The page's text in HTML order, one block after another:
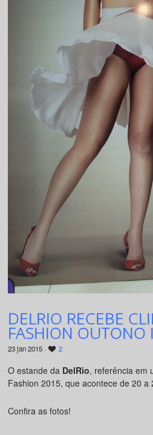
DELRIO RECEBE
FASHION OUTONO
23 jan 2015 · 2
O estande da DelRio, referência em
Fashion 2015, que acontece de 20
Confira as fotos!